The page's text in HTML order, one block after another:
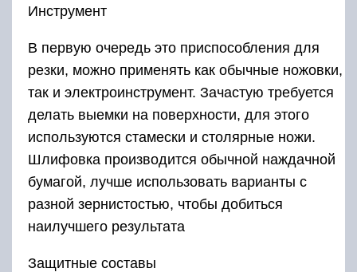
Инструмент
В первую очередь это приспособления для
резки, можно применять как обычные ножовки,
так и электроинструмент. Зачастую требуется
делать выемки на поверхности, для этого
используются стамески и столярные ножи.
Шлифовка производится обычной наждачной
бумагой, лучше использовать варианты с
разной зернистостью, чтобы добиться
наилучшего результата
Защитные составы